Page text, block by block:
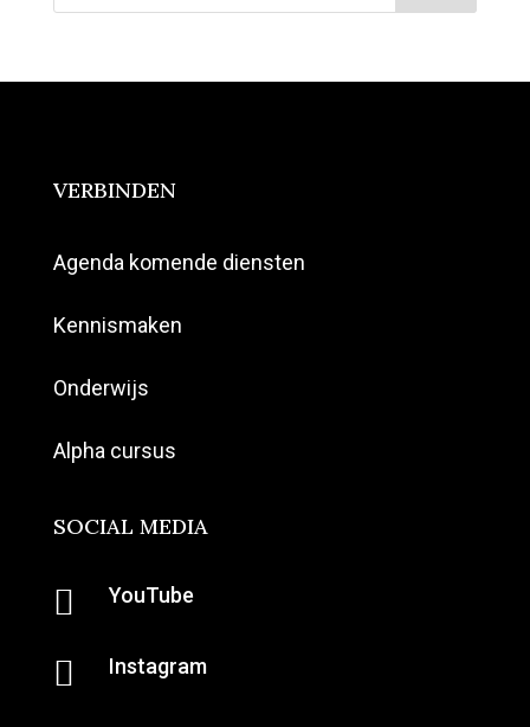
VERBINDEN
Agenda komende diensten
Kennismaken
Onderwijs
Alpha cursus
SOCIAL MEDIA
 YouTube
 Instagram